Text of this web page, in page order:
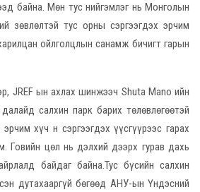
байна. Мөн тус нийгэмлэг нь Монголын
зөвлөлтэй тус орны сэргээгдэх эрчим
ойлголцлын санамж бичигт гарын
JREF ын ахлах шинжээч Shuta Mano ийн
салхин парк барих төлөвлөгөөтэй
хүч н сэргээгдэх үүсгүүрээс гарах
Говийн цөл нь дэлхий дээрх гурав дахь
байдаг байна.Тус бүсийн салхин
дутахааргүй бөгөөд АНУ-ын Үндэсний